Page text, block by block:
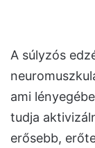
A súlyzós
ami
tudja
erősebb,